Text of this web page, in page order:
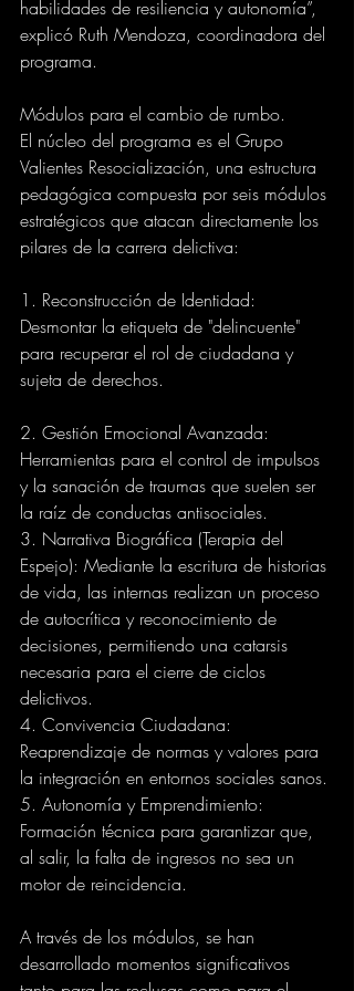
habilidades de resiliencia y autonomía”,
explicó Ruth Mendoza, coordinadora del
programa.
Módulos para el cambio de rumbo.
El núcleo del programa es el Grupo
Valientes Resocialización, una estructura
pedagógica compuesta por seis módulos
estratégicos que atacan directamente los
pilares de la carrera delictiva:
1. Reconstrucción de Identidad:
Desmontar la etiqueta de "delincuente"
para recuperar el rol de ciudadana y
sujeta de derechos.
2. Gestión Emocional Avanzada:
Herramientas para el control de impulsos
y la sanación de traumas que suelen ser
la raíz de conductas antisociales.
3. Narrativa Biográfica (Terapia del
Espejo): Mediante la escritura de historias
de vida, las internas realizan un proceso
de autocrítica y reconocimiento de
decisiones, permitiendo una catarsis
necesaria para el cierre de ciclos
delictivos.
4. Convivencia Ciudadana:
Reaprendizaje de normas y valores para
la integración en entornos sociales sanos.
5. Autonomía y Emprendimiento:
Formación técnica para garantizar que,
al salir, la falta de ingresos no sea un
motor de reincidencia.
A través de los módulos, se han
desarrollado momentos significativos